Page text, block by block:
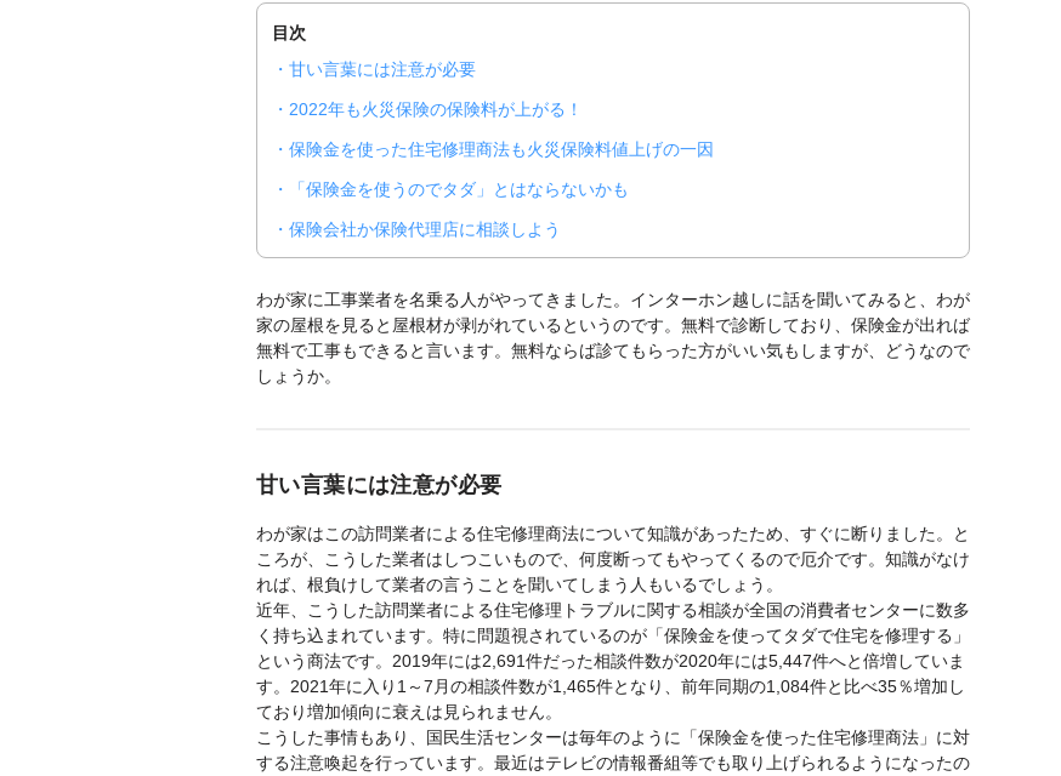
目次
甘い言葉には注意が必要
2022年も火災保険の保険料が上がる！
保険金を使った住宅修理商法も火災保険料値上げの一因
「保険金を使うのでタダ」とはならないかも
保険会社か保険代理店に相談しよう
わが家に工事業者を名乗る人がやってきました。インターホン越しに話を聞いてみると、わが
家の屋根を見ると屋根材が剥がれているというのです。無料で診断しており、保険金が出れば
無料で工事もできると言います。無料ならば診てもらった方がいい気もしますが、どうなので
しょうか。
甘い言葉には注意が必要
わが家はこの訪問業者による住宅修理商法について知識があったため、すぐに断りました。と
ころが、こうした業者はしつこいもので、何度断ってもやってくるので厄介です。知識がなけ
れば、根負けして業者の言うことを聞いてしまう人もいるでしょう。
近年、こうした訪問業者による住宅修理トラブルに関する相談が全国の消費者センターに数多
く持ち込まれています。特に問題視されているのが「保険金を使ってタダで住宅を修理する」
という商法です。2019年には2,691件だった相談件数が2020年には5,447件へと倍増していま
す。2021年に入り1～7月の相談件数が1,465件となり、前年同期の1,084件と比べ35％増加し
ており増加傾向に衰えは見られません。
こうした事情もあり、国民生活センターは毎年のように「保険金を使った住宅修理商法」に対
する注意喚起を行っています。最近はテレビの情報番組等でも取り上げられるようになったの